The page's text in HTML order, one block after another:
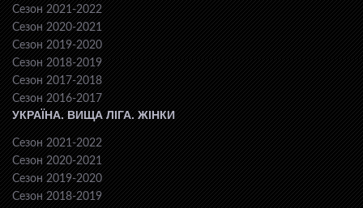
Сезон 2021-2022
Сезон 2020-2021
Сезон 2019-2020
Сезон 2018-2019
Сезон 2017-2018
Сезон 2016-2017
УКРАЇНА. ВИЩА ЛІГА. ЖІНКИ
Сезон 2021-2022
Сезон 2020-2021
Сезон 2019-2020
Сезон 2018-2019